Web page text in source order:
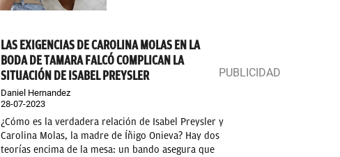
LAS EXIGENCIAS DE CAROLINA MOLAS EN LA
BODA DE TAMARA FALCÓ COMPLICAN LA
SITUACIÓN DE ISABEL PREYSLER
Daniel Hernandez
28-07-2023
¿Cómo es la verdadera relación de Isabel Preysler y
Carolina Molas, la madre de Íñigo Onieva? Hay dos
teorías encima de la mesa: un bando asegura que